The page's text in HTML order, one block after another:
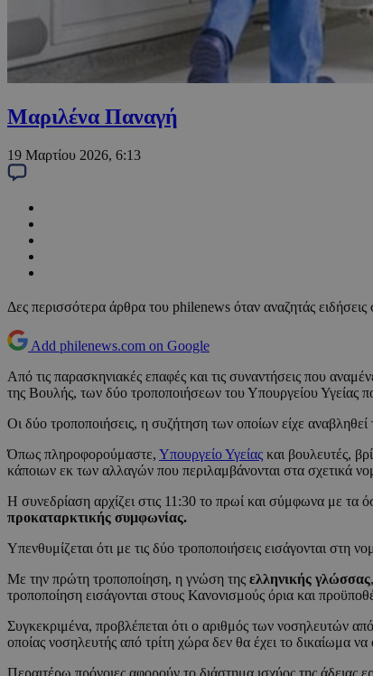
Μαριλένα Παναγή
19 Μαρτίου 2026, 6:13
Δες περισσότερα άρθρα του philenews όταν αναζητάς
Add philenews.com on Google
Από τις παρασκηνιακές επαφές και τις συναντήσεις που
της Βουλής, των δύο τροποποιήσεων του Υπουργείου Υγείας
Οι δύο τροποποιήσεις, η συζήτηση των οποίων είχε
Όπως πληροφορούμαστε, Υπουργείο Υγείας και βουλευτές,
κάποιων εκ των αλλαγών που περιλαμβάνονται στα σχετικά
Η συνεδρίαση αρχίζει στις 11:30 το πρωί και σύμφωνα με τα
προκαταρκτικής συμφωνίας.
Υπενθυμίζεται ότι με τις δύο τροποποιήσεις εισάγονται στη
Με την πρώτη τροποποίηση, η γνώση της ελληνικής γλώσσας
τροποποίηση εισάγονται στους Κανονισμούς όρια και
Συγκεκριμένα, προβλέπεται ότι ο αριθμός των νοσηλευτών
οποίας νοσηλευτής από τρίτη χώρα δεν θα έχει το δικαίωμα να